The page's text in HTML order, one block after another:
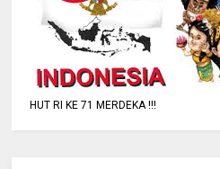
HUT RI KE 71 MERDEKA !!!